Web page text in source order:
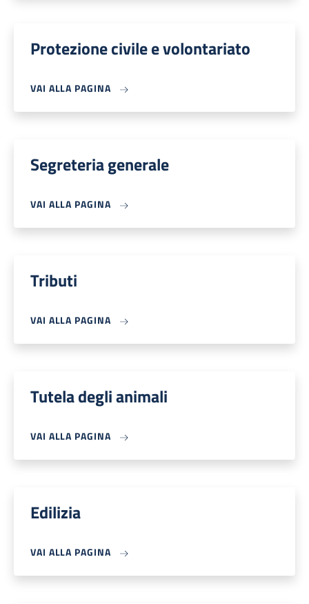
Protezione civile e volontariato
VAI ALLA PAGINA
Segreteria generale
VAI ALLA PAGINA
Tributi
VAI ALLA PAGINA
Tutela degli animali
VAI ALLA PAGINA
Edilizia
VAI ALLA PAGINA